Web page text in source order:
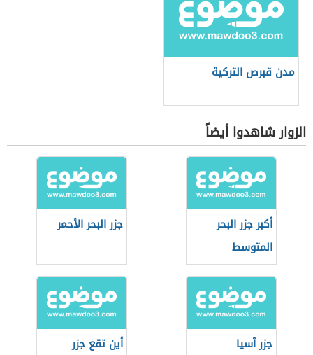
مدن قبرص التركية
الزوار شاهدوا أيضاً
أكبر جزر البحر
المتوسط
جزر البحر الأحمر
جزر آسيا
أين تقع جزر